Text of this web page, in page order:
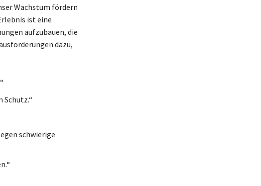
Wachstum fördern
ist eine
aufzubauen, die
dazu,
Schutz.“
schwierige